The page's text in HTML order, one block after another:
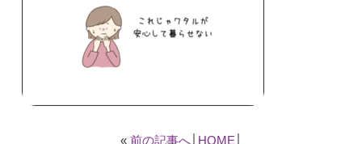
« 前の記事へ│ HOME